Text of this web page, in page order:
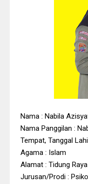
Nama : Nabila
Nama Panggilan :
Tempat, Tanggal
Agama : Islam
Alamat : Tidung
Jurusan/Prodi :